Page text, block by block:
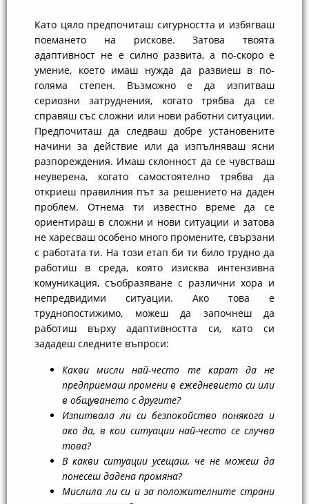
Като цяло предпочиташ сигурността и избягваш
поемането на рискове. Затова твоята
адаптивност не е силно развита, а по-скоро е
умение, което имаш нужда да развиеш в по-
голяма степен. Възможно е да изпитваш
сериозни затруднения, когато трябва да се
справяш със сложни или нови работни ситуации.
Предпочиташ да следваш добре установените
начини за действие или да изпълняваш ясни
разпореждения. Имаш склонност да се чувстваш
неуверена, когато самостоятелно трябва да
откриеш правилния път за решението на даден
проблем. Отнема ти известно време да се
ориентираш в сложни и нови ситуации и затова
не харесваш особено много промените, свързани
с работата ти. На този етап би ти било трудно да
работиш в среда, която изисква интензивна
комуникация, съобразяване с различни хора и
непредвидими ситуации. Ако това е
труднопостижимо, можеш да започнеш да
работиш върху адаптивността си, като си
зададеш следните въпроси:
Какви мисли най-често те карат да не
предприемаш промени в ежедневието си или
в общуването с другите?
Изпитвала ли си безпокойство понякога и
ако да, в кои ситуации най-често се случва
това?
В какви ситуации усещаш, че не можеш да
понесеш дадена промяна?
Мислила ли си и за положителните страни